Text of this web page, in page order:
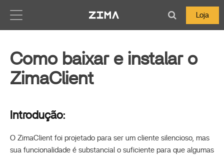
Loja
Como baixar e instalar o
ZimaClient
Introdução:
O ZimaClient foi projetado para ser um cliente silencioso, mas
sua funcionalidade é substancial o suficiente para que algumas